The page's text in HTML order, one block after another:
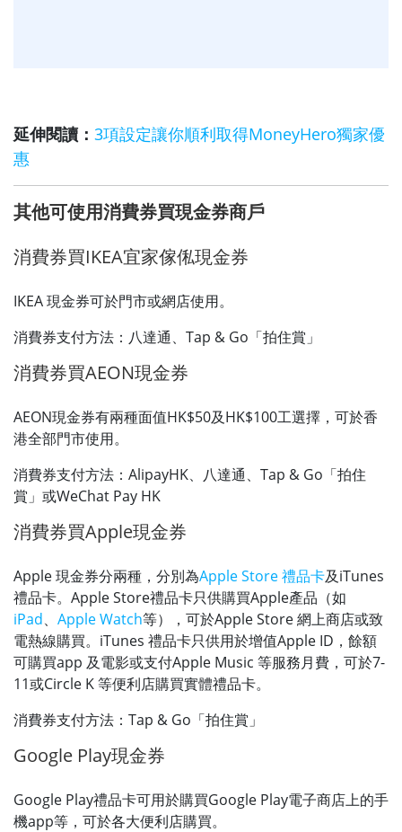
延伸閱讀： 3項設定讓你順利取得MoneyHero獨家優
惠
其他可使用消費券買現金券商戶
消費券買IKEA宜家傢俬現金券
IKEA 現金券可於門市或網店使用。
消費券支付方法：八達通、Tap & Go「拍住賞」
消費券買AEON現金券
AEON現金券有兩種面值HK$50及HK$100工選擇，可於香
港全部門市使用。
消費券支付方法：AlipayHK、八達通、Tap & Go「拍住
賞」或WeChat Pay HK
消費券買Apple現金券
Apple 現金券分兩種，分別為Apple Store 禮品卡及iTunes
禮品卡。Apple Store禮品卡只供購買Apple產品（如
iPad、 Apple Watch等），可於Apple Store 網上商店或致
電熱線購買。iTunes 禮品卡只供用於增值Apple ID，餘額
可購買app 及電影或支付Apple Music 等服務月費，可於7-
11或Circle K 等便利店購買實體禮品卡。
消費券支付方法：Tap & Go「拍住賞」
Google Play現金券
Google Play禮品卡可用於購買Google Play電子商店上的手
機app等，可於各大便利店購買。